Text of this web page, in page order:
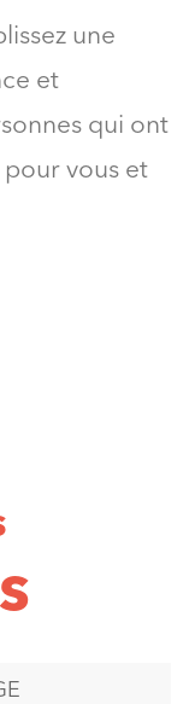
une
et
qui ont
vous et